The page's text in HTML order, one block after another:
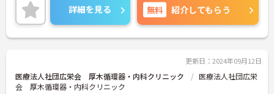
詳細を見る 無料 紹介してもらう
更新日：2024年09月12日
医療法人社団広栄会 厚木循環器・内科クリニック
医療法人社団広栄
会 厚木循環器・内科クリニック